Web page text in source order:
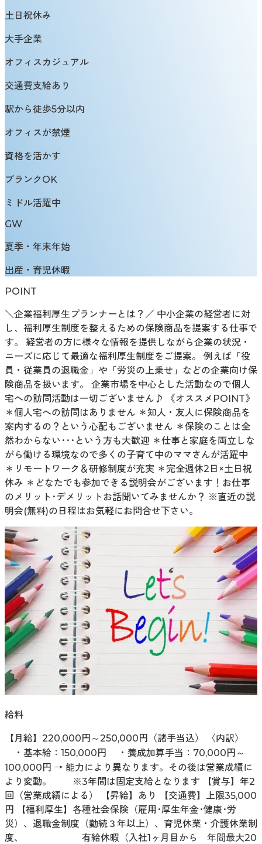
土日祝休み
大手企業
オフィスカジュアル
交通費支給あり
駅から徒歩5分以内
オフィスが禁煙
資格を活かす
ブランクOK
ミドル活躍中
GW
夏季・年末年始
出産・育児休暇
POINT
＼企業福利厚生プランナーとは？／ 中小企業の経営者に対
し、福利厚生制度を整えるための保険商品を提案する仕事で
す。 経営者の方に様々な情報を提供しながら企業の状況・
ニーズに応じて最適な福利厚生制度をご提案。 例えば「役
員・従業員の退職金」や「労災の上乗せ」などの企業向け保
険商品を扱います。 企業市場を中心とした活動なので個人
宅への訪問活動は一切ございません♪ 《オススメPOINT》
＊個人宅への訪問はありません ＊知人・友人に保険商品を
案内するの？という心配もございません ＊保険のことは全
然わからない･･･という方も大歓迎 ＊仕事と家庭を両立しな
がら働ける環境なので多くの子育て中のママさんが活躍中
＊リモートワーク＆研修制度が充実 ＊完全週休2日×土日祝
休み ＊どなたでも参加できる説明会がございます！お仕事
のメリット･デメリットお話聞いてみませんか？ ※直近の説
明会(無料)の日程はお気軽にお問合せ下さい。
給料
【月給】220,000円～250,000円（諸手当込） 〈内訳〉
・基本給：150,000円 ・養成加算手当：70,000円～
100,000円 → 能力により異なります。その後は営業成績に
より変動。 ※3年間は固定支給となります 【賞与】年2
回（営業成績による） 【昇給】あり 【交通費】上限35,000
円 【福利厚生】各種社会保険（雇用･厚生年金･健康･労
災）、退職金制度（勤続３年以上）、育児休業・介護休業制
度、 有給休暇（入社1ヶ月目から 年間最大20